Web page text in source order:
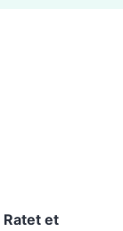
Ratet et